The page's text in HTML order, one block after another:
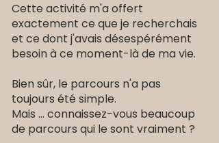
Cette activité m'a offert
exactement ce que je recherchais
et ce dont j'avais désespérément
besoin à ce moment-là de ma vie.
Bien sûr, le parcours n'a pas
toujours été simple.
Mais ... connaissez-vous beaucoup
de parcours qui le sont vraiment ?